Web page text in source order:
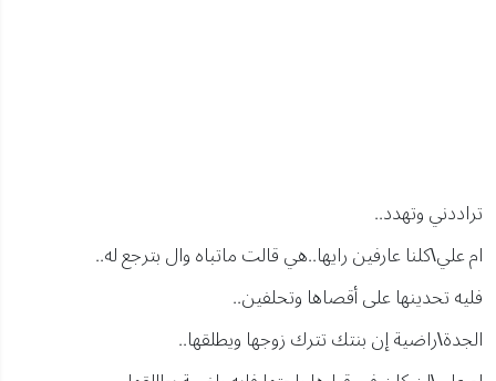
تراددني وتهدد..
ام علي\كلنا عارفين رايها..هي قالت ماتباه وال بترجع له..
فليه تحدينها على أقصاها وتحلفين..
الجدة\راضية إن بنتك تترك زوجها ويطلقها..